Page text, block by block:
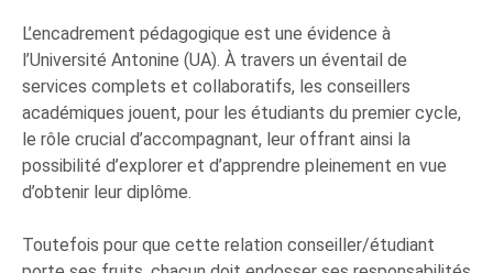
L’encadrement pédagogique est une évidence à
l’Université Antonine (UA). À travers un éventail de
services complets et collaboratifs, les conseillers
académiques jouent, pour les étudiants du premier cycle,
le rôle crucial d’accompagnant, leur offrant ainsi la
possibilité d’explorer et d’apprendre pleinement en vue
d’obtenir leur diplôme.
Toutefois pour que cette relation conseiller/étudiant